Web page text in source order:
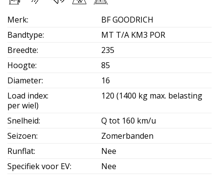
Merk:
BF GOODRICH
Bandtype:
MT T/A KM3 POR
Breedte:
235
Hoogte:
85
Diameter:
16
Load index:
120 (1400 kg max. belasting
per wiel)
Snelheid:
Q tot 160 km/u
Seizoen:
Zomerbanden
Runflat:
Nee
Specifiek voor EV:
Nee